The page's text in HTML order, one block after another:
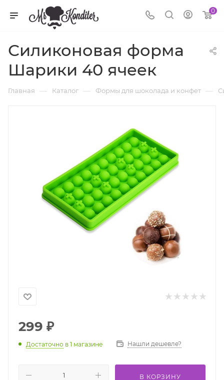
0
Силиконовая форма
Шарики 40 ячеек
Главная — Каталог — Формы для шоколада и конфет —
299 ₽
Достаточно в 1 магазине Нашли дешевле?
В КОРЗИНУ